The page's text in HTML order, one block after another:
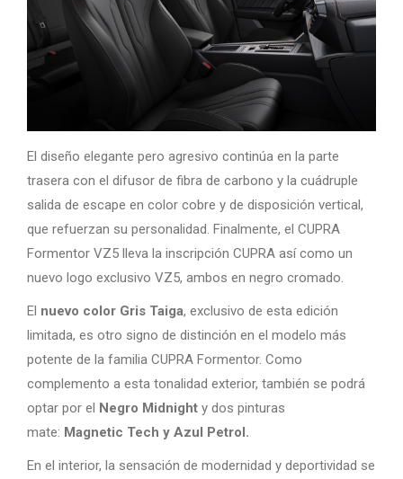
El diseño elegante pero agresivo continúa en la parte
trasera con el difusor de fibra de carbono y la cuádruple
salida de escape en color cobre y de disposición vertical,
que refuerzan su personalidad. Finalmente, el CUPRA
Formentor VZ5 lleva la inscripción CUPRA así como un
nuevo logo exclusivo VZ5, ambos en negro cromado.
El nuevo color Gris Taiga, exclusivo de esta edición
limitada, es otro signo de distinción en el modelo más
potente de la familia CUPRA Formentor. Como
complemento a esta tonalidad exterior, también se podrá
optar por el Negro Midnight y dos pinturas
mate: Magnetic Tech y Azul Petrol.
En el interior, la sensación de modernidad y deportividad se